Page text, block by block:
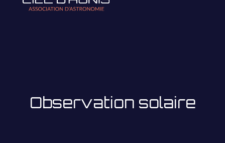
Observation solaire